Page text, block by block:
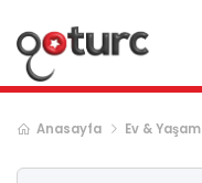
Anasayfa Ev & Yaşam